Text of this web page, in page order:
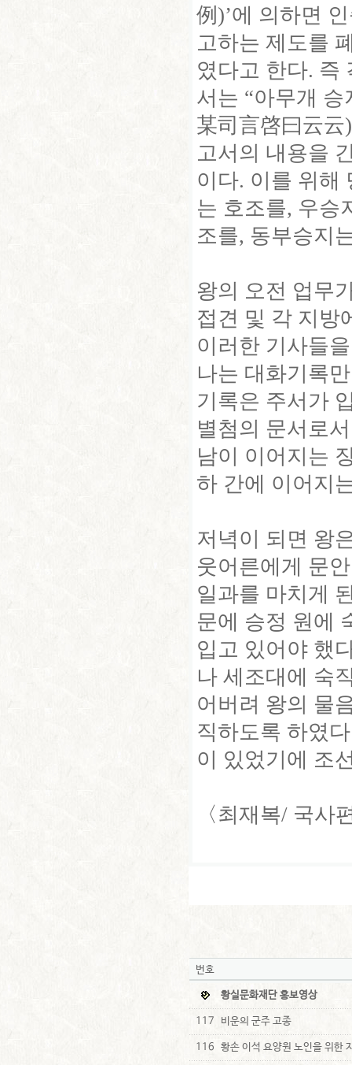
例)’에 의하면
고하는 제도를
였다고 한다. 즉
서는 “아무개
某司言啓曰云
고서의 내용을
이다. 이를 위해
는 호조를, 우승
조를, 동부승지
왕의 오전 업무
접견 및 각 지방
이러한 기사들
나는 대화기록
기록은 주서가
별첨의 문서로
남이 이어지는
하 간에 이어지
저녁이 되면 왕
웃어른에게 문
일과를 마치게
문에 승정 원에
입고 있어야 했
나 세조대에 숙
어버려 왕의 물
직하도록 하였
이 있었기에 조
〈최재복/ 국사
번호
황실문화재단 홍보영상
117 비운의 군주 고종
116 황손 이석 요양원 노인을 위한